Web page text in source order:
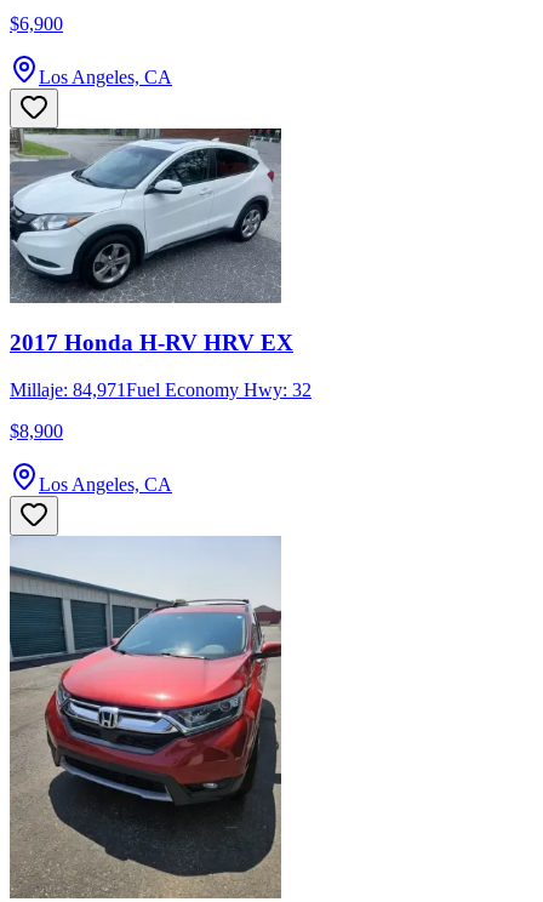
$6,900
Los Angeles, CA
2017 Honda H-RV HRV EX
Millaje: 84,971Fuel Economy Hwy: 32
$8,900
Los Angeles, CA